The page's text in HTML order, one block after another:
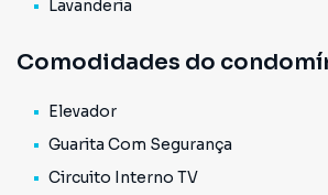
Lavanderia
Comodidades do
Elevador
Guarita Com Segurança
Circuito Interno TV